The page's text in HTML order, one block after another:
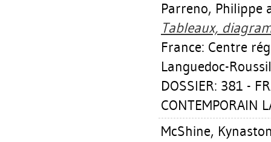
Parreno, Philippe
Tableaux,
France: Centre
Languedoc-
DOSSIER: 381 -
CONTEMPORAIN
McShine,